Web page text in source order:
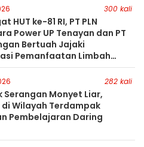
300 kali
HUT ke-81 RI, PT PLN
Power UP Tenayan dan PT
Bertuah Jajaki
Pemanfaatan Limbah
Dukung Swasembada
282 kali
Serangan Monyet Liar,
di Wilayah Terdampak
Pembelajaran Daring